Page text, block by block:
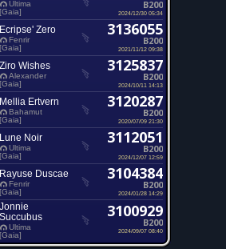
Ultima
[Gaia]
B200
2024/12/30 05:34
Ecripse' Zero
Fenrir
[Gaia]
3136055
B200
2021/11/12 09:38
Ziro Wishes
Alexander
[Gaia]
3125837
B200
2024/10/11 14:13
Mellia Ertvern
Bahamut
[Gaia]
3120287
B200
2020/07/09 21:30
Lune Noir
Ultima
[Gaia]
3112051
B200
2024/12/07 12:59
Rayuse Duscae
Fenrir
[Gaia]
3104384
B200
2024/01/28 14:29
Jonnie
Succubus
Ultima
[Gaia]
3100929
B200
2024/09/07 08:40